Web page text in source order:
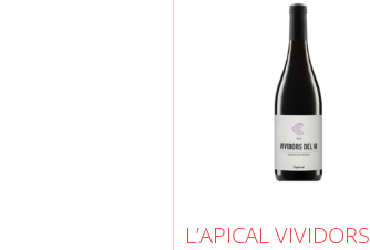
L’APICAL VIVIDORS